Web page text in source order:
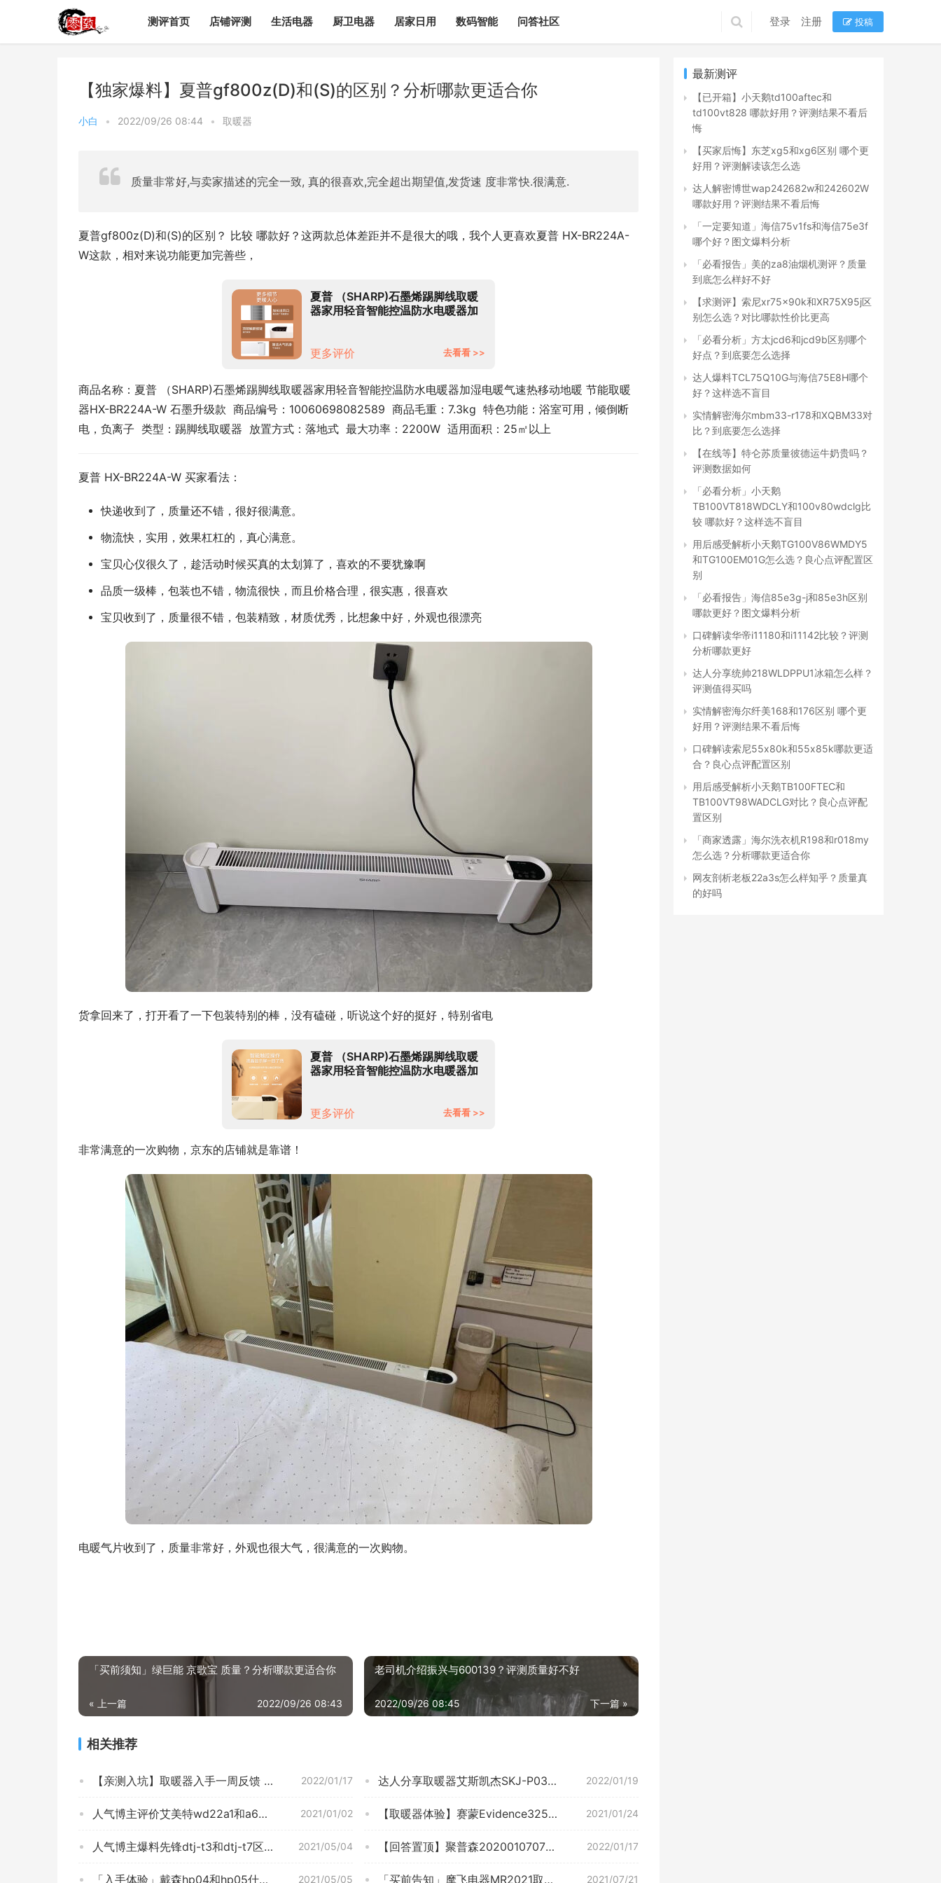
测评首页 店铺评测 生活电器 厨卫电器 居家日用 数码智能 问答社区 登录 注册 投稿
【独家爆料】夏普gf800z(D)和(S)的区别？分析哪款更适合你
小白 • 2022/09/26 08:44 • 取暖器
质量非常好,与卖家描述的完全一致, 真的很喜欢,完全超出期望值,发货速 度非常快.很满意.
夏普gf800z(D)和(S)的区别？ 比较 哪款好？这两款总体差距并不是很大的哦，我个人更喜欢夏普 HX-BR224A-
W这款，相对来说功能更加完善些，
夏普 （SHARP)石墨烯踢脚线取暖
器家用轻音智能控温防水电暖器加
更多评价
去看看 >>
商品名称：夏普 （SHARP)石墨烯踢脚线取暖器家用轻音智能控温防水电暖器加湿电暖气速热移动地暖 节能取暖
器HX-BR224A-W 石墨升级款  商品编号：10060698082589  商品毛重：7.3kg  特色功能：浴室可用，倾倒断
电，负离子  类型：踢脚线取暖器  放置方式：落地式  最大功率：2200W  适用面积：25㎡以上
夏普 HX-BR224A-W 买家看法：
快递收到了，质量还不错，很好很满意。
物流快，实用，效果杠杠的，真心满意。
宝贝心仪很久了，趁活动时候买真的太划算了，喜欢的不要犹豫啊
品质一级棒，包装也不错，物流很快，而且价格合理，很实惠，很喜欢
宝贝收到了，质量很不错，包装精致，材质优秀，比想象中好，外观也很漂亮
货拿回来了，打开看了一下包装特别的棒，没有磕碰，听说这个好的挺好，特别省电
夏普 （SHARP)石墨烯踢脚线取暖
器家用轻音智能控温防水电暖器加
更多评价
去看看 >>
非常满意的一次购物，京东的店铺就是靠谱！
电暖气片收到了，质量非常好，外观也很大气，很满意的一次购物。
「买前须知」绿巨能 京歌宝 质量？分析哪款更适合你
« 上一篇 2022/09/26 08:43
老司机介绍振兴与600139？评测质量好不好
下一篇 »
2022/09/26 08:45
相关推荐
2022/01/17
【亲测入坑】取暖器入手一周反馈 TCLTN20-D20G 质量真的很差吗？评测结果怎么样？ 2022/01/19
达人分享取暖器艾斯凯杰SKJ-P03怎么样评测质量值得买吗？
2021/01/02
人气博主评价艾美特wd22a1和a6区别哪款更适合？只选对的不选贵的 2021/01/24
【取暖器体验】赛蒙Evidence32500功能评测结果，看看买家怎么样评价的
2021/05/04
人气博主爆料先锋dtj-t3和dtj-t7区别哪个好？谁是性价比之王 2022/01/17
【回答置顶】聚普森2020010707339719 怎么买更合适呢 ？入手 取暖器 要注意哪些质量细节！
2021/05/05
「入手体验」戴森hp04和hp05什么时候出的？对比哪款性价比更高 2021/07/21
「买前告知」摩飞电器MR2021取暖器评测报告怎么样？质量不靠谱？
最新测评
【已开箱】小天鹅td100aftec和
td100vt828 哪款好用？评测结果不看后
悔
【买家后悔】东芝xg5和xg6区别 哪个更
好用？评测解读该怎么选
达人解密博世wap242682w和242602W
哪款好用？评测结果不看后悔
「一定要知道」海信75v1fs和海信75e3f
哪个好？图文爆料分析
「必看报告」美的za8油烟机测评？质量
到底怎么样好不好
【求测评】索尼xr75x90k和XR75X95j区
别怎么选？对比哪款性价比更高
「必看分析」方太jcd6和jcd9b区别哪个
好点？到底要怎么选择
达人爆料TCL75Q10G与海信75E8H哪个
好？这样选不盲目
实情解密海尔mbm33-r178和XQBM33对
比？到底要怎么选择
【在线等】特仑苏质量彼德运牛奶贵吗？
评测数据如何
「必看分析」小天鹅
TB100VT818WDCLY和100v80wdclg比
较 哪款好？这样选不盲目
用后感受解析小天鹅TG100V86WMDY5
和TG100EM01G怎么选？良心点评配置区
别
「必看报告」海信85e3g-j和85e3h区别
哪款更好？图文爆料分析
口碑解读华帝i11180和i11142比较？评测
分析哪款更好
达人分享统帅218WLDPPU1冰箱怎么样？
评测值得买吗
实情解密海尔纤美168和176区别 哪个更
好用？评测结果不看后悔
口碑解读索尼55x80k和55x85k哪款更适
合？良心点评配置区别
用后感受解析小天鹅TB100FTEC和
TB100VT98WADCLG对比？良心点评配
置区别
「商家透露」海尔洗衣机R198和r018my
怎么选？分析哪款更适合你
网友剖析老板22a3s怎么样知乎？质量真
的好吗